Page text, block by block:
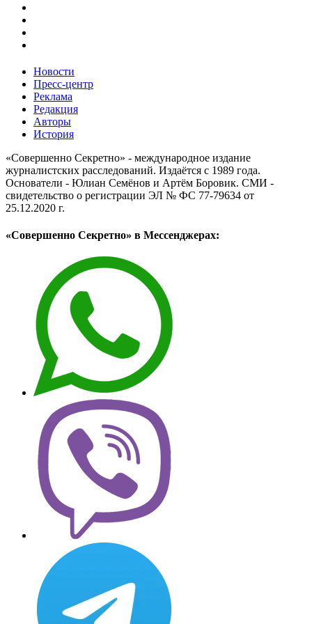
Новости
Пресс-центр
Реклама
Редакция
Авторы
История
«Совершенно Секретно» - международное издание
журналистских расследований. Издаётся с 1989 года.
Основатели - Юлиан Семёнов и Артём Боровик. CМИ -
свидетельство о регистрации ЭЛ № ФС 77-79634 от
25.12.2020 г.
«Совершенно Секретно» в Мессенджерах: